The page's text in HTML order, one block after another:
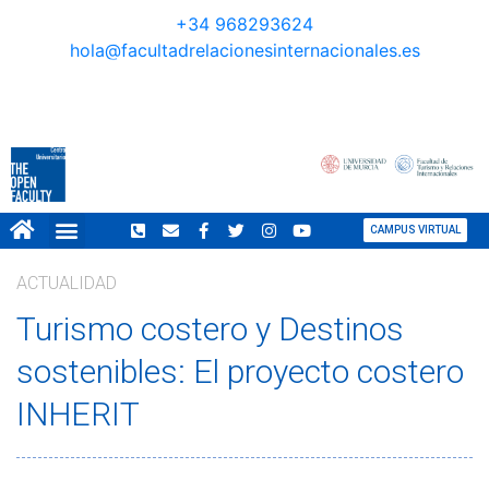
+34 968293624
hola@facultadrelacionesinternacionales.es
CAMPUS VIRTUAL
ACTUALIDAD
Turismo costero y Destinos
sostenibles: El proyecto costero
INHERIT